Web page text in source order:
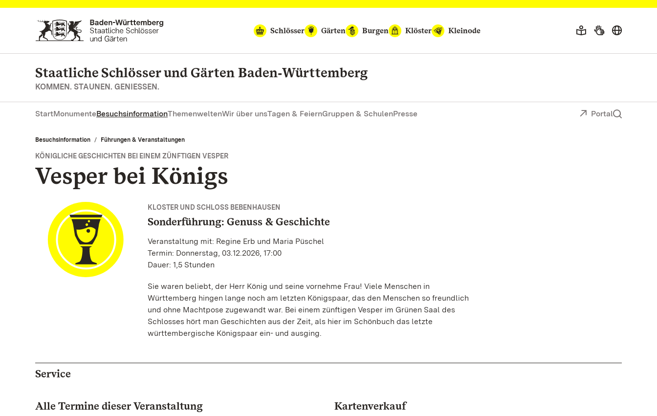
Zum Hauptinhalt springen
Schlösser
Gärten Burgen Klöster Kleinode
Staatliche Schlösser und Gärten Baden‑Württemberg
KOMMEN. STAUNEN. GENIESSEN.
StartMonumenteBesuchsinformationThemenweltenWir über unsTagen & FeiernGruppen & SchulenPresse Portal
Besuchsinformation Führungen & Veranstaltungen
KÖNIGLICHE GESCHICHTEN BEI EINEM ZÜNFTIGEN VESPER
Vesper bei Königs
KLOSTER UND SCHLOSS BEBENHAUSEN
Sonderführung: Genuss & Geschichte
Veranstaltung mit: Regine Erb und Maria Püschel
Termin: Donnerstag, 03.12.2026, 17:00
Dauer: 1,5 Stunden
Sie waren beliebt, der Herr König und seine vornehme Frau! Viele Menschen in
Württemberg hingen lange noch am letzten Königspaar, das den Menschen so freundlich
und ohne Machtpose zugewandt war. Bei einem zünftigen Vesper im Grünen Saal des
Schlosses hört man Geschichten aus der Zeit, als hier im Schönbuch das letzte
württembergische Königspaar ein- und ausging.
Service
Alle Termine dieser Veranstaltung Kartenverkauf